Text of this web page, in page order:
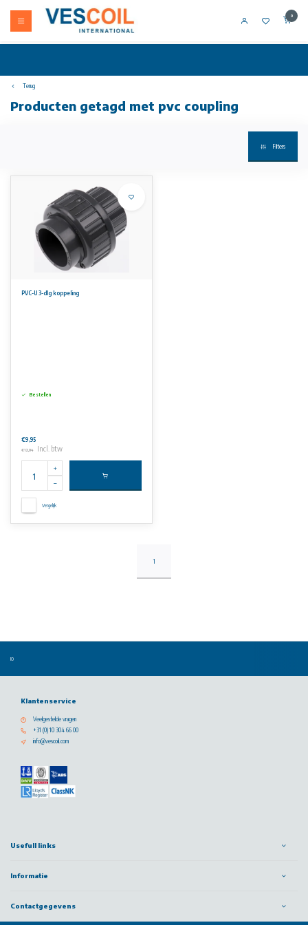
0
Terug
Producten getagd met pvc coupling
Filters
PVC-U 3-dlg koppeling
Bestellen
€9,95
€12,04 Incl. btw
Vergelijk
1
Klantenservice
Veelgestelde vragen
+31 (0) 10 304 66 00
info@vescoil.com
Usefull links
Informatie
Contactgegevens